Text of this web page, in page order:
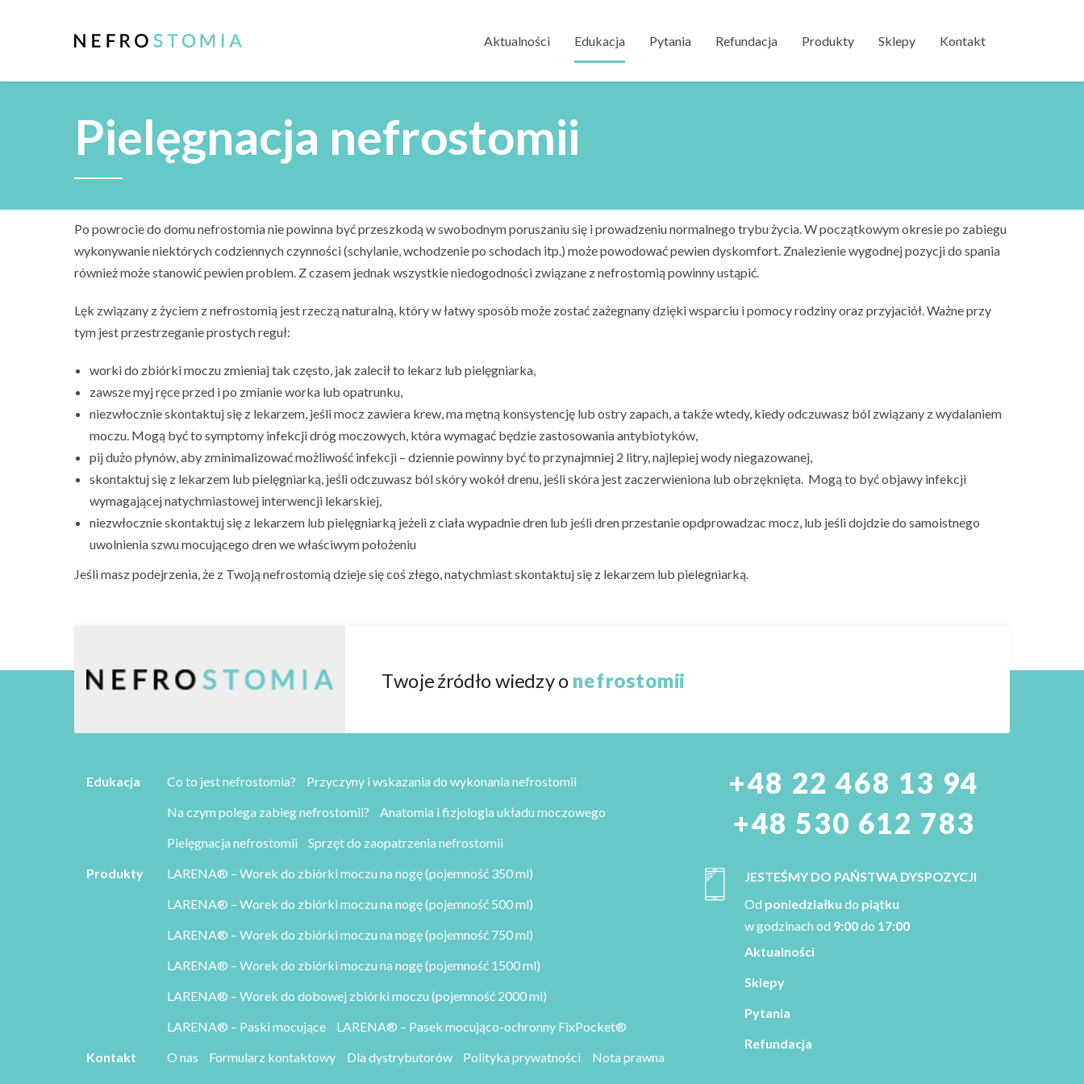
Aktualności Edukacja Pytania Refundacja Produkty Sklepy Kontakt
Pielęgnacja nefrostomii
Po powrocie do domu nefrostomia nie powinna być przeszkodą w swobodnym poruszaniu się i prowadzeniu normalnego trybu życia. W początkowym okresie po zabiegu
wykonywanie niektórych codziennych czynności (schylanie, wchodzenie po schodach itp.) może powodować pewien dyskomfort. Znalezienie wygodnej pozycji do spania
również może stanowić pewien problem. Z czasem jednak wszystkie niedogodności związane z nefrostomią powinny ustąpić.
Lęk związany z życiem z nefrostomią jest rzeczą naturalną, który w łatwy sposób może zostać zażegnany dzięki wsparciu i pomocy rodziny oraz przyjaciół. Ważne przy
tym jest przestrzeganie prostych reguł:
worki do zbiórki moczu zmieniaj tak często, jak zalecił to lekarz lub pielęgniarka,
zawsze myj ręce przed i po zmianie worka lub opatrunku,
niezwłocznie skontaktuj się z lekarzem, jeśli mocz zawiera krew, ma mętną konsystencję lub ostry zapach, a także wtedy, kiedy odczuwasz ból związany z wydalaniem
moczu. Mogą być to symptomy infekcji dróg moczowych, która wymagać będzie zastosowania antybiotyków,
pij dużo płynów, aby zminimalizować możliwość infekcji – dziennie powinny być to przynajmniej 2 litry, najlepiej wody niegazowanej,
skontaktuj się z lekarzem lub pielęgniarką, jeśli odczuwasz ból skóry wokół drenu, jeśli skóra jest zaczerwieniona lub obrzęknięta. Mogą to być objawy infekcji
wymagającej natychmiastowej interwencji lekarskiej,
niezwłocznie skontaktuj się z lekarzem lub pielęgniarką jeżeli z ciała wypadnie dren lub jeśli dren przestanie opdprowadzac mocz, lub jeśli dojdzie do samoistnego
uwolnienia szwu mocującego dren we właściwym położeniu
Jeśli masz podejrzenia, że z Twoją nefrostomią dzieje się coś złego, natychmiast skontaktuj się z lekarzem lub pielegniarką.
Twoje źródło wiedzy o nefrostomii
Edukacja Co to jest nefrostomia?
Przyczyny i wskazania do wykonania nefrostomii
Na czym polega zabieg nefrostomii?
Anatomia i fizjologia układu moczowego
Pielęgnacja nefrostomii
Sprzęt do zaopatrzenia nefrostomii
Produkty
LARENA® – Worek do zbiórki moczu na nogę (pojemność 350 ml)
LARENA® – Worek do zbiórki moczu na nogę (pojemność 500 ml)
LARENA® – Worek do zbiórki moczu na nogę (pojemność 750 ml)
LARENA® – Worek do zbiórki moczu na nogę (pojemność 1500 ml)
LARENA® – Worek do dobowej zbiórki moczu (pojemność 2000 ml)
LARENA® – Paski mocujące
LARENA® – Pasek mocująco-ochronny FixPocket®
Kontakt
O nas Formularz kontaktowy Dla dystrybutorów Polityka prywatności Nota prawna
+48 22 468 13 94
+48 530 612 783
JESTEŚMY DO PAŃSTWA DYSPOZYCJI
Od poniedziałku do piątku
w godzinach od 9:00do 17:00
Aktualności
Sklepy
Pytania
Refundacja